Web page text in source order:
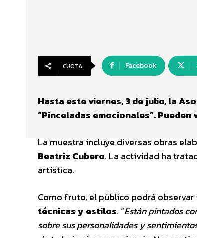
CUOTA Facebook
Hasta este viernes, 3 de julio, la
“Pinceladas emocionales”.
La muestra incluye diversas obras
Beatriz Cubero. La actividad ha
artística.
Como fruto, el público podrá
técnicas y estilos. “Están pintados
sobre sus personalidades y